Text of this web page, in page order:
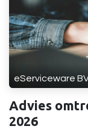
eServiceware
Advies
2026